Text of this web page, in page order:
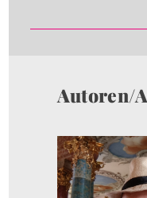
Autoren/
I
M
A